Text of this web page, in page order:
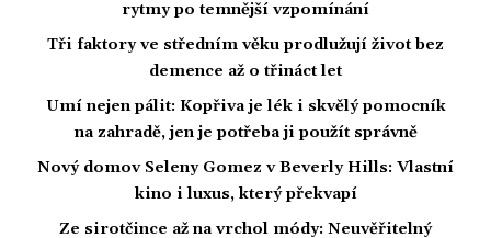
rytmy po temnější vzpomínání
Tři faktory ve středním věku prodlužují život bez
demence až o třináct let
Umí nejen pálit: Kopřiva je lék i skvělý pomocník
na zahradě, jen je potřeba ji použít správně
Nový domov Seleny Gomez v Beverly Hills: Vlastní
kino i luxus, který překvapí
Ze sirotčince až na vrchol módy: Neuvěřitelný